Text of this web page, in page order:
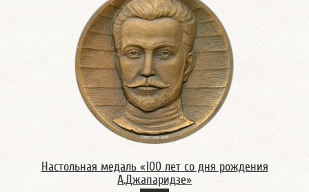
Настольная медаль «100 лет со дня рождения
А.Джапаридзе»